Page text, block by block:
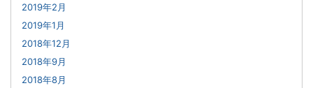
2019年2月
2019年1月
2018年12月
2018年9月
2018年8月